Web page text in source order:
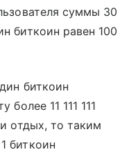
суммы 30
биткоин равен 100
биткоин
более 11 111 111
отдых, то таким
биткоин